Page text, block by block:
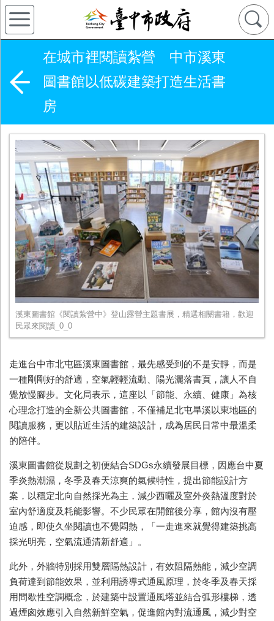
在城市裡閱讀紮營 中市溪東
圖書館以低碳建築打造生活書
房
溪東圖書館《閱讀紮營中》登山露營主題書展，精選相關書籍，歡迎
民眾來閱讀_0_0
走進台中市北屯區溪東圖書館，最先感受到的不是安靜，而是
一種剛剛好的舒適，空氣輕輕流動、陽光灑落書頁，讓人不自
覺放慢腳步。文化局表示，這座以「節能、永續、健康」為核
心理念打造的全新公共圖書館，不僅補足北屯旱溪以東地區的
閱讀服務，更以貼近生活的建築設計，成為居民日常中最溫柔
的陪伴。
溪東圖書館從規劃之初便結合SDGs永續發展目標，因應台中夏
季炎熱潮濕，冬季及春天涼爽的氣候特性，提出節能設計方
案，以穩定北向自然採光為主，減少西曬及室外炎熱溫度對於
室內舒適度及耗能影響。不少民眾在開館後分享，館內沒有壓
迫感，即使久坐閱讀也不覺悶熱，「一走進來就覺得建築挑高
採光明亮，空氣流通清新舒適」。
此外，外牆特別採用雙層隔熱設計，有效阻隔熱能，減少空調
負荷達到節能效果，並利用誘導式通風原理，於冬季及春天採
用間歇性空調概念，於建築中設置通風塔並結合弧形樓梯，透
過煙囪效應引入自然新鮮空氣，促進館內對流通風，減少對空